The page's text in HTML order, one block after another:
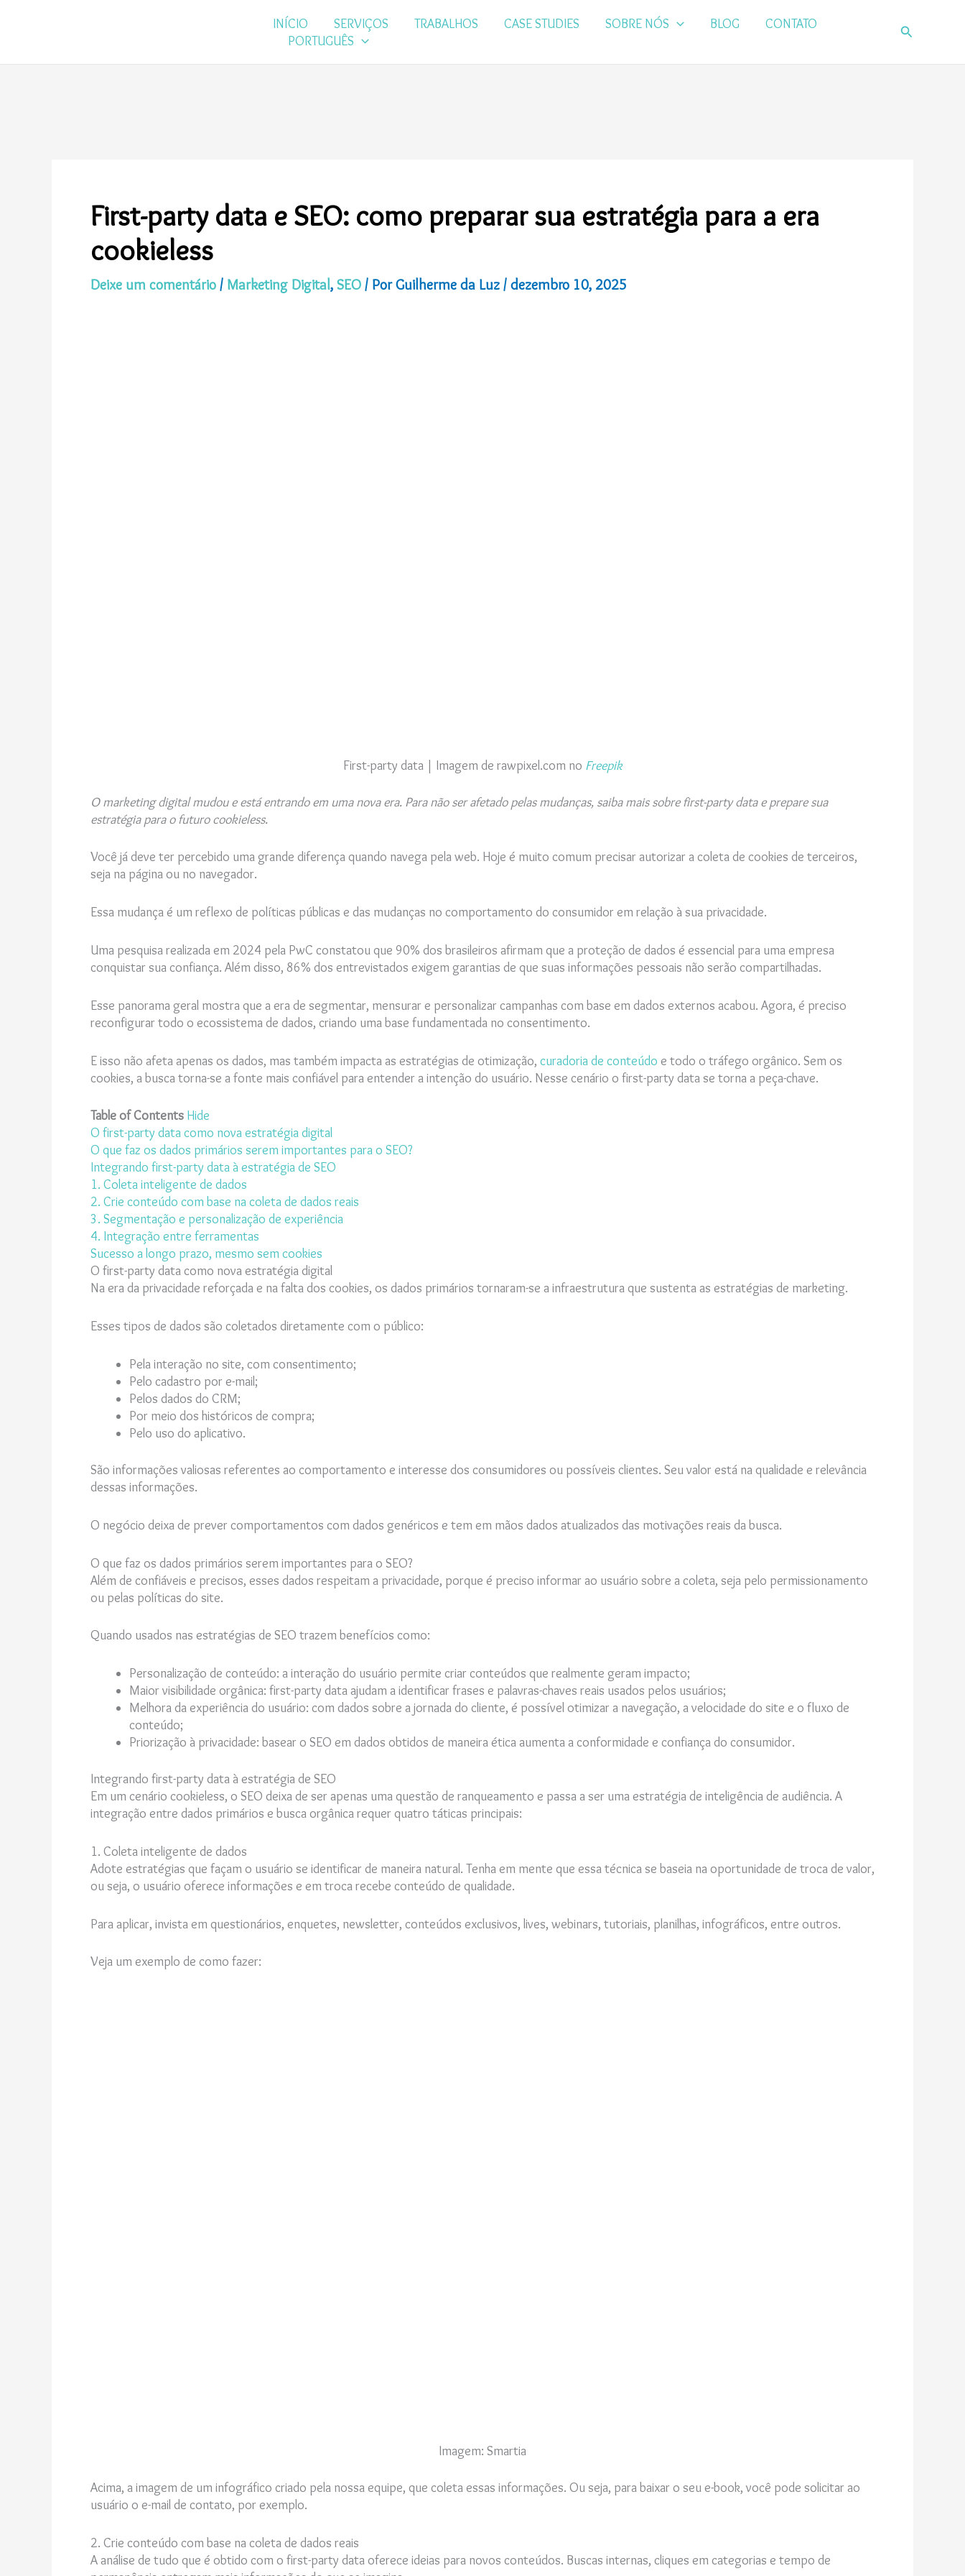
INÍCIO SERVIÇOS TRABALHOS CASE STUDIES SOBRE NÓS BLOG
CONTATO
PORTUGUÊS
Pesquisar
First-party data e SEO: como preparar sua estratégia para a era
cookieless
Deixe um comentário / Marketing Digital, SEO / PorGuilherme da Luz / dezembro 10, 2025
First-party data | Imagem de rawpixel.com no Freepik
O marketing digital mudou e está entrando em uma nova era. Para não ser afetado pelas mudanças, saiba mais sobre first-party data e prepare sua
estratégia para o futuro cookieless.
Você já deve ter percebido uma grande diferença quando navega pela web. Hoje é muito comum precisar autorizar a coleta de cookies de terceiros,
seja na página ou no navegador.
Essa mudança é um reflexo de políticas públicas e das mudanças no comportamento do consumidor em relação à sua privacidade.
Uma pesquisa realizada em 2024 pela PwC constatou que 90% dos brasileiros afirmam que a proteção de dados é essencial para uma empresa
conquistar sua confiança. Além disso, 86% dos entrevistados exigem garantias de que suas informações pessoais não serão compartilhadas.
Esse panorama geral mostra que a era de segmentar, mensurar e personalizar campanhas com base em dados externos acabou. Agora, é preciso
reconfigurar todo o ecossistema de dados, criando uma base fundamentada no consentimento.
E isso não afeta apenas os dados, mas também impacta as estratégias de otimização, curadoria de conteúdo e todo o tráfego orgânico. Sem os
cookies, a busca torna-se a fonte mais confiável para entender a intenção do usuário. Nesse cenário o first-party data se torna a peça-chave.
Table of Contents Hide
O first-party data como nova estratégia digital
O que faz os dados primários serem importantes para o SEO?
Integrando first-party data à estratégia de SEO
1. Coleta inteligente de dados
2. Crie conteúdo com base na coleta de dados reais
3. Segmentação e personalização de experiência
4. Integração entre ferramentas
Sucesso a longo prazo, mesmo sem cookies
O first-party data como nova estratégia digital
Na era da privacidade reforçada e na falta dos cookies, os dados primários tornaram-se a infraestrutura que sustenta as estratégias de marketing.
Esses tipos de dados são coletados diretamente com o público:
Pela interação no site, com consentimento;
Pelo cadastro por e-mail;
Pelos dados do CRM;
Por meio dos históricos de compra;
Pelo uso do aplicativo.
São informações valiosas referentes ao comportamento e interesse dos consumidores ou possíveis clientes. Seu valor está na qualidade e relevância
dessas informações.
O negócio deixa de prever comportamentos com dados genéricos e tem em mãos dados atualizados das motivações reais da busca.
O que faz os dados primários serem importantes para o SEO?
Além de confiáveis e precisos, esses dados respeitam a privacidade, porque é preciso informar ao usuário sobre a coleta, seja pelo permissionamento
ou pelas políticas do site.
Quando usados nas estratégias de SEO trazem benefícios como:
Personalização de conteúdo: a interação do usuário permite criar conteúdos que realmente geram impacto;
Maior visibilidade orgânica: first-party data ajudam a identificar frases e palavras-chaves reais usados pelos usuários;
Melhora da experiência do usuário: com dados sobre a jornada do cliente, é possível otimizar a navegação, a velocidade do site e o fluxo de
conteúdo;
Priorização à privacidade: basear o SEO em dados obtidos de maneira ética aumenta a conformidade e confiança do consumidor.
Integrando first-party data à estratégia de SEO
Em um cenário cookieless, o SEO deixa de ser apenas uma questão de ranqueamento e passa a ser uma estratégia de inteligência de audiência. A
integração entre dados primários e busca orgânica requer quatro táticas principais:
1. Coleta inteligente de dados
Adote estratégias que façam o usuário se identificar de maneira natural. Tenha em mente que essa técnica se baseia na oportunidade de troca de valor,
ou seja, o usuário oferece informações e em troca recebe conteúdo de qualidade.
Para aplicar, invista em questionários, enquetes, newsletter, conteúdos exclusivos, lives, webinars, tutoriais, planilhas, infográficos, entre outros.
Veja um exemplo de como fazer:
Imagem: Smartia
Acima, a imagem de um infográfico criado pela nossa equipe, que coleta essas informações. Ou seja, para baixar o seu e-book, você pode solicitar ao
usuário o e-mail de contato, por exemplo.
2. Crie conteúdo com base na coleta de dados reais
A análise de tudo que é obtido com o first-party data oferece ideias para novos conteúdos. Buscas internas, cliques em categorias e tempo de